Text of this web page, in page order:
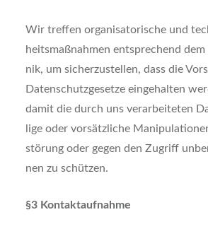
Wir tref­fen orga­ni­sa­to­ri­sche und
heits­maß­nah­men ent­spre­chend
nik, um sicher­zu­stel­len, dass die
Daten­schutz­ge­set­ze ein­ge­hal­ten
damit die durch uns ver­ar­bei­te­ten
li­ge oder vor­sätz­li­che
stö­rung oder gegen den Zugriff
nen zu schüt­zen.
§3 Kon­takt­auf­nah­me